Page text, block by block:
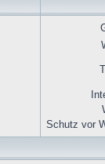
Schutz vor